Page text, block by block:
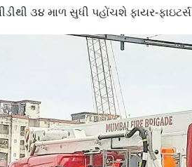
૩૪ માળ સુધી પહોંચશે ફાયર-ફાઇટર્સ